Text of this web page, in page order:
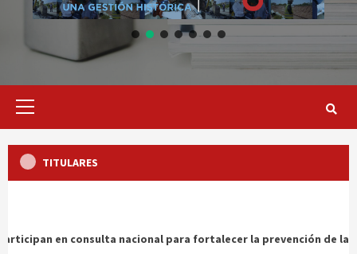
Primary
TITULARES
del PLD Cientos de militares participan en consulta